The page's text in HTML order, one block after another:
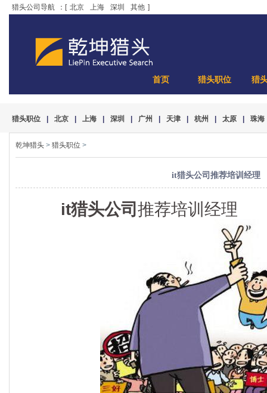
猎头公司导航 ：[ 北京 上海 深圳 其他 ]
首页 猎头职位 猎
猎头职位 北京 上海 深圳 广州 天津 杭州 太原 珠海
乾坤猎头 > 猎头职位 >
it猎头公司推荐培训经理
it猎头公司推荐培训经理